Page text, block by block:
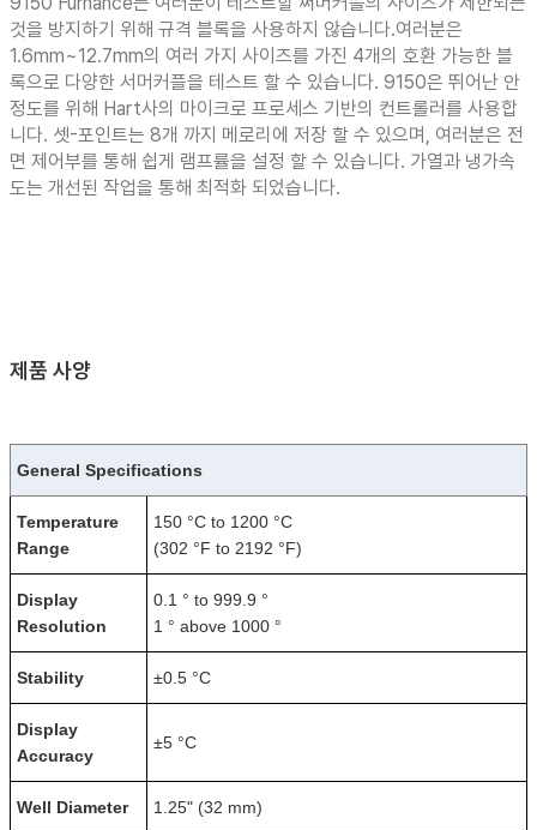
것을 방지하기 위해 규격 블록을 사용하지 않습니다.여러분은
1.6mm~12.7mm의 여러 가지 사이즈를 가진 4개의 호환 가능한 블
록으로 다양한 서머커플을 테스트 할 수 있습니다. 9150은 뛰어난 안
정도를 위해 Hart사의 마이크로 프로세스 기반의 컨트롤러를 사용합
니다. 셋-포인트는 8개 까지 메로리에 저장 할 수 있으며, 여러분은 전
면 제어부를 통해 쉽게 램프률을 설정 할 수 있습니다. 가열과 냉가속
도는 개선된 작업을 통해 최적화 되었습니다.
제품 사양
General Specifications
Temperature
Range
150 °C to 1200 °C
(302 °F to 2192 °F)
Display
Resolution
0.1 ° to 999.9 °
1 ° above 1000 °
Stability ±0.5 °C
Display
Accuracy
±5 °C
Well Diameter 1.25" (32 mm)